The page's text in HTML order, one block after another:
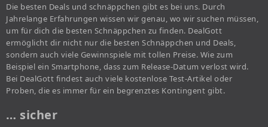
Die besten Deals und schnäppchen gibt es bei uns. Durch
Jahrelange Erfahrungen wissen wir genau, wo wir suchen müssen,
um für dich die besten Schnäppchen zu finden. DealGott
ermöglicht dir nicht nur die besten Schnäppchen und Deals,
sondern auch viele Gewinnspiele mit tollen Preise. Wie zum
Beispiel ein Smartphone, dass zum Release-Datum verlost wird.
Bei DealGott findest auch viele kostenlose Test-Artikel oder
Proben, die es immer für ein begrenztes Kontingent gibt.
… sicher